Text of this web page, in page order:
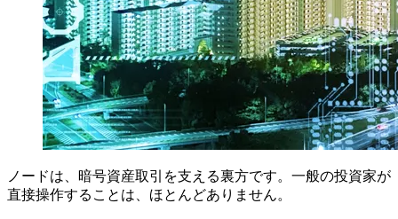
ノードは、暗号資産取引を支える裏方です。一般の投資家が
直接操作することは、ほとんどありません。